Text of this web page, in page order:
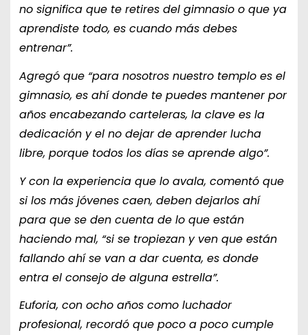
no significa que te retires del gimnasio o que ya
aprendiste todo, es cuando más debes
entrenar”.
Agregó que “para nosotros nuestro templo es el
gimnasio, es ahí donde te puedes mantener por
años encabezando carteleras, la clave es la
dedicación y el no dejar de aprender lucha
libre, porque todos los días se aprende algo”.
Y con la experiencia que lo avala, comentó que
si los más jóvenes caen, deben dejarlos ahí
para que se den cuenta de lo que están
haciendo mal, “si se tropiezan y ven que están
fallando ahí se van a dar cuenta, es donde
entra el consejo de alguna estrella”.
Euforia, con ocho años como luchador
profesional, recordó que poco a poco cumple